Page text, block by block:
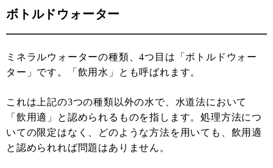
ボトルドウォーター
ミネラルウォーターの種類、4つ目は「ボトルドウォー
ター」です。「飲用水」とも呼ばれます。
これは上記の3つの種類以外の水で、水道法において
「飲用適」と認められるものを指します。処理方法につ
いての限定はなく、どのような方法を用いても、飲用適
と認められれば問題はありません。